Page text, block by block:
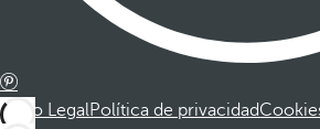
Aviso LegalPolítica de privacidad